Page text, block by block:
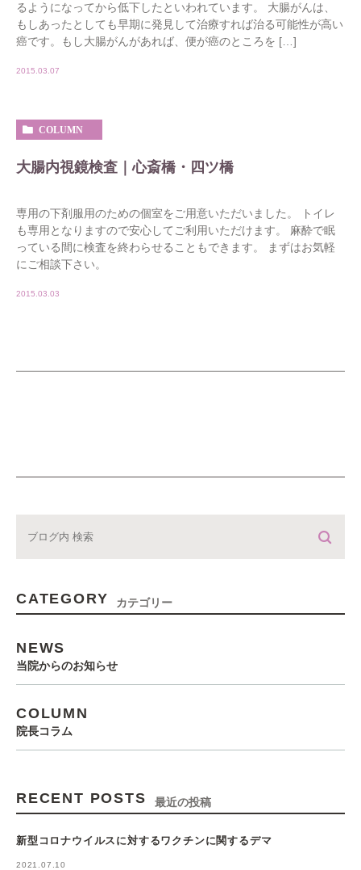
るようになってから低下したといわれています。 大腸がんは、
もしあったとしても早期に発見して治療すれば治る可能性が高い
癌です。もし大腸がんがあれば、便が癌のところを […]
2015.03.07
COLUMN
大腸内視鏡検査｜心斎橋・四ツ橋
専用の下剤服用のための個室をご用意いただいました。 トイレ
も専用となりますので安心してご利用いただけます。 麻酔で眠
っている間に検査を終わらせることもできます。 まずはお気軽
にご相談下さい。
2015.03.03
CATEGORY カテゴリー
NEWS
当院からのお知らせ
COLUMN
院長コラム
RECENT POSTS 最近の投稿
新型コロナウイルスに対するワクチンに関するデマ
2021.07.10